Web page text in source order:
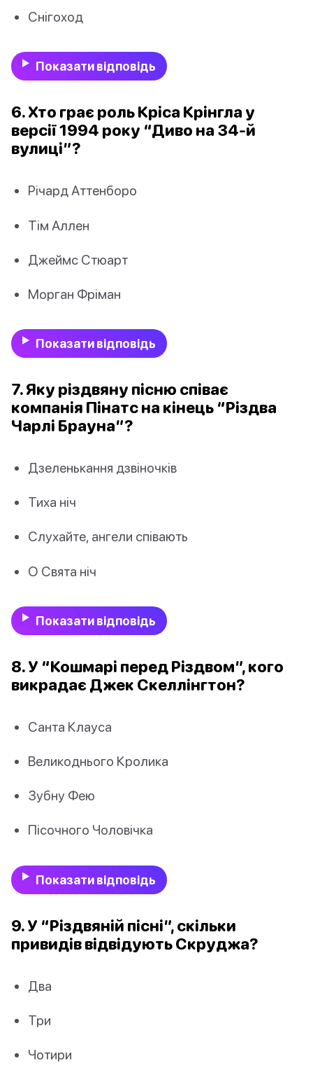
Снігоход
Показати відповідь
6. Хто грає роль Кріса Крінгла у
версії 1994 року “Диво на 34-й
вулиці”?
Річард Аттенборо
Тім Аллен
Джеймс Стюарт
Морган Фріман
Показати відповідь
7. Яку різдвяну пісню співає
компанія Пінатс на кінець “Різдва
Чарлі Брауна”?
Дзеленькання дзвіночків
Тиха ніч
Слухайте, ангели співають
О Свята ніч
Показати відповідь
8. У “Кошмарі перед Різдвом”, кого
викрадає Джек Скеллінгтон?
Санта Клауса
Великоднього Кролика
Зубну Фею
Пісочного Чоловічка
Показати відповідь
9. У “Різдвяній пісні”, скільки
привидів відвідують Скруджа?
Два
Три
Чотири